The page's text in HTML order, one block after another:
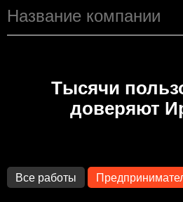
Тысячи
доверяют
Все работы